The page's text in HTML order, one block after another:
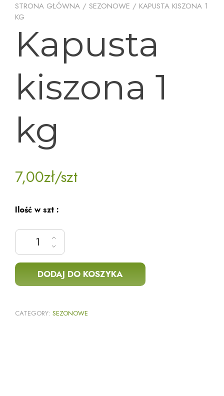
STRONA GŁÓWNA / SEZONOWE / KAPUSTA KISZONA 1
KG
Kapusta
kiszona 1
kg
7,00zł/szt
Ilość w szt :
ilość Kapusta kiszona 1 kg
DODAJ DO KOSZYKA
CATEGORY: SEZONOWE